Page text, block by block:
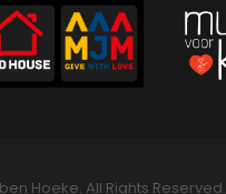
Hoeke. All Rights Reserved.